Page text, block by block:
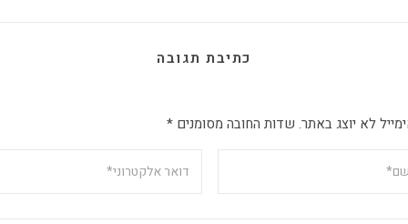
כתיבת תגובה
לא יוצג באתר. שדות החובה מסומנים *